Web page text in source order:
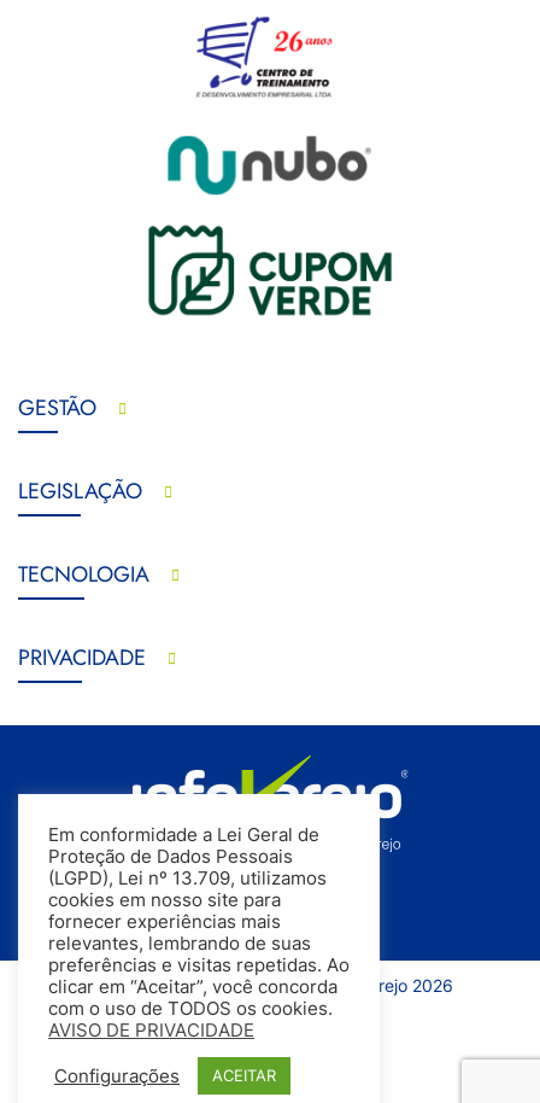
GESTÃO
LEGISLAÇÃO
TECNOLOGIA
PRIVACIDADE
Todos os direitos reservados | InfoVarejo 2026
Em conformidade a Lei Geral de
Proteção de Dados Pessoais
(LGPD), Lei nº 13.709, utilizamos
cookies em nosso site para
fornecer experiências mais
relevantes, lembrando de suas
preferências e visitas repetidas. Ao
clicar em “Aceitar”, você concorda
com o uso de TODOS os cookies.
AVISO DE PRIVACIDADE
Configurações ACEITAR